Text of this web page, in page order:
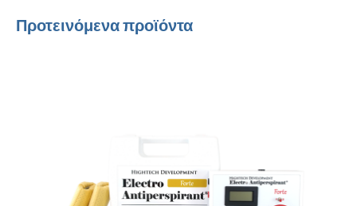
Προτεινόμενα προϊόντα